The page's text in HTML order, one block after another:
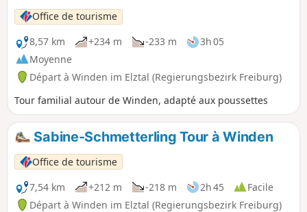
Office de tourisme
8,57 km
+234 m -233 m
3h 05
Moyenne
Départ à Winden im Elztal (Regierungsbezirk Freiburg)
Tour familial autour de Winden, adapté aux poussettes
Sabine-Schmetterling Tour à Winden
Office de tourisme
7,54 km
+212 m -218 m 2h 45
Facile
Départ à Winden im Elztal (Regierungsbezirk Freiburg)